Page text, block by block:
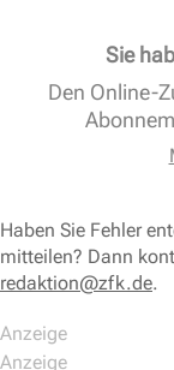
Sie
Den Online-
Haben Sie Fehler
mitteilen? Dann
redaktion@zfk.de.